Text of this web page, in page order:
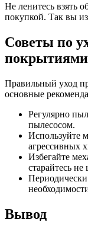
Не ленитесь взять
покупкой. Так вы
Советы по
покрытиями
Правильный уход
основные
Регулярно
пылесосом.
Используйте
агрессивных
Избегайте
старайтесь
Вывод